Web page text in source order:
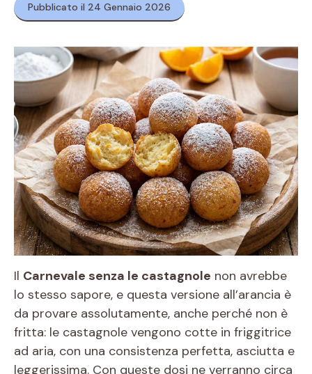
Pubblicato il 24 Gennaio 2026
Il Carnevale senza le castagnole non avrebbe
lo stesso sapore, e questa versione all’arancia è
da provare assolutamente, anche perché non è
fritta: le castagnole vengono cotte in friggitrice
ad aria, con una consistenza perfetta, asciutta e
leggerissima. Con queste dosi ne verranno circa